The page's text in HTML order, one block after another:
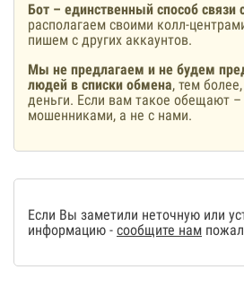
Бот – единственный способ связи
располагаем своими колл-
пишем с других аккаунтов.
Мы не предлагаем и не будем
людей в списки обмена, тем
деньги. Если вам такое обещают
мошенниками, а не с нами.
Если Вы заметили неточную или
информацию - сообщите нам